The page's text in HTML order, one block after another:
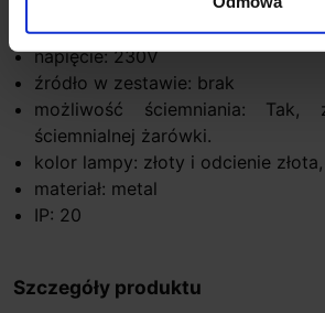
max moc źródła: 12W
napięcie: 230V
źródło w zestawie: brak
możliwość ściemniania: Tak,
ściemnialnej żarówki.
kolor lampy: złoty i odcienie
materiał: metal
IP: 20
Szczegóły produktu